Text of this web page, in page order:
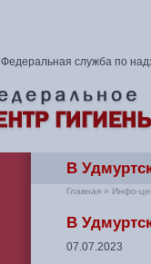
Федеральная служба по
В
Главная » Инфо-
В
07.07.2023